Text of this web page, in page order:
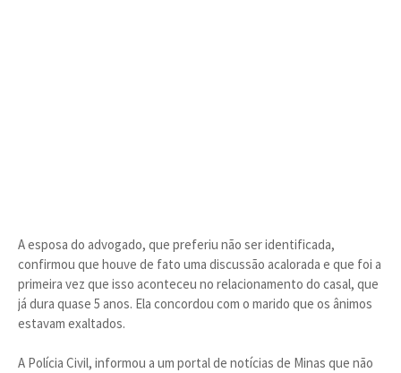
A esposa do advogado, que preferiu não ser identificada,
confirmou que houve de fato uma discussão acalorada e que foi a
primeira vez que isso aconteceu no relacionamento do casal, que
já dura quase 5 anos. Ela concordou com o marido que os ânimos
estavam exaltados.
A Polícia Civil, informou a um portal de notícias de Minas que não